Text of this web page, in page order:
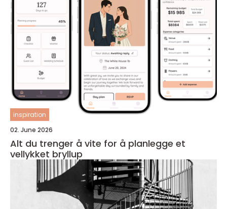
inspiration
02. June 2026
Alt du trenger å vite for å planlegge et
vellykket bryllup